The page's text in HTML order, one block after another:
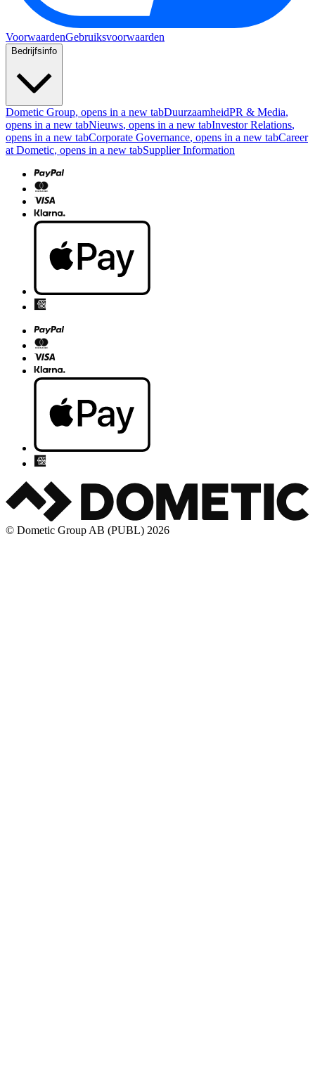
VoorwaardenGebruiksvoorwaarden
Bedrijfsinfo
Dometic Group, opens in a new tabDuurzaamheidPR & Media,
opens in a new tabNieuws, opens in a new tabInvestor Relations,
opens in a new tabCorporate Governance, opens in a new tabCareer
at Dometic, opens in a new tabSupplier Information
© Dometic Group AB (PUBL) 2026